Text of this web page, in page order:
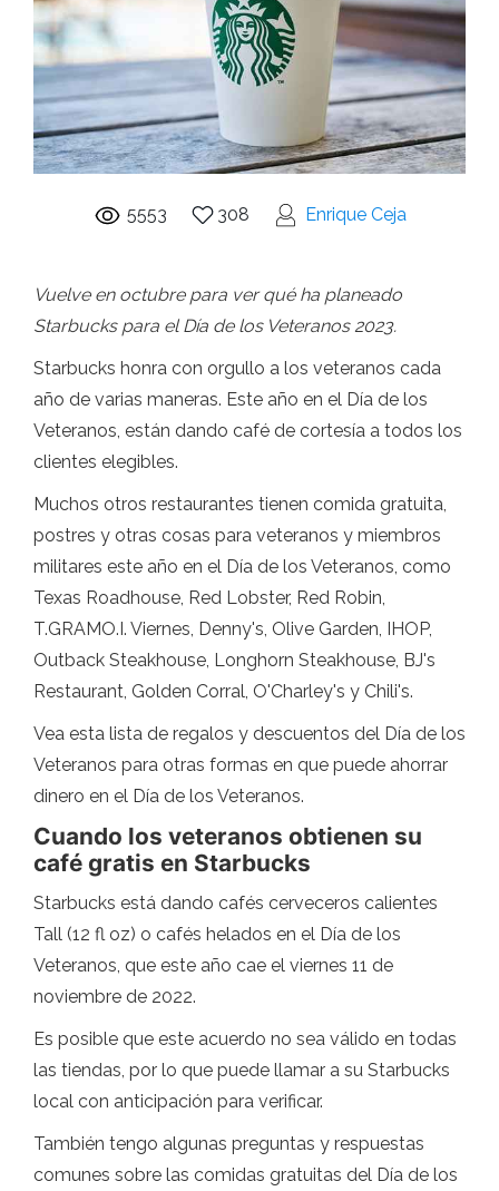
5553 308 Enrique Ceja
Vuelve en octubre para ver qué ha planeado
Starbucks para el Día de los Veteranos 2023.
Starbucks honra con orgullo a los veteranos cada
año de varias maneras. Este año en el Día de los
Veteranos, están dando café de cortesía a todos los
clientes elegibles.
Muchos otros restaurantes tienen comida gratuita,
postres y otras cosas para veteranos y miembros
militares este año en el Día de los Veteranos, como
Texas Roadhouse, Red Lobster, Red Robin,
T.GRAMO.I. Viernes, Denny's, Olive Garden, IHOP,
Outback Steakhouse, Longhorn Steakhouse, BJ's
Restaurant, Golden Corral, O'Charley's y Chili's.
Vea esta lista de regalos y descuentos del Día de los
Veteranos para otras formas en que puede ahorrar
dinero en el Día de los Veteranos.
Cuando los veteranos obtienen su
café gratis en Starbucks
Starbucks está dando cafés cerveceros calientes
Tall (12 fl oz) o cafés helados en el Día de los
Veteranos, que este año cae el viernes 11 de
noviembre de 2022.
Es posible que este acuerdo no sea válido en todas
las tiendas, por lo que puede llamar a su Starbucks
local con anticipación para verificar.
También tengo algunas preguntas y respuestas
comunes sobre las comidas gratuitas del Día de los